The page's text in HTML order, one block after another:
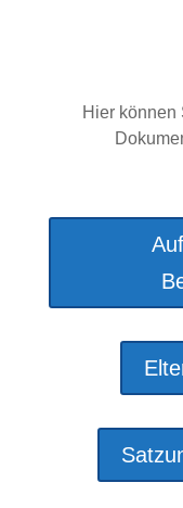
Hier können